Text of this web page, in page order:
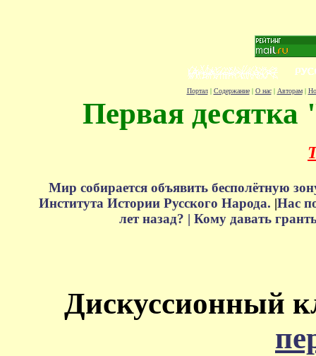
Портал| Содержание| О нас| Авторам|
Первая десятка
Мир собирается объявить бесполётную
Института Истории Русского Народа. |Нас
лет назад? | Кому давать
Дискуссионный